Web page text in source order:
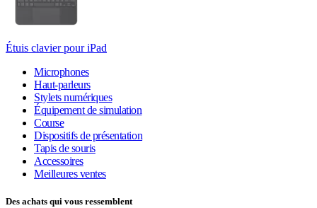
Étuis clavier pour iPad
Microphones
Haut-parleurs
Stylets numériques
Équipement de simulation
Course
Dispositifs de présentation
Tapis de souris
Accessoires
Meilleures ventes
Des achats qui vous ressemblent